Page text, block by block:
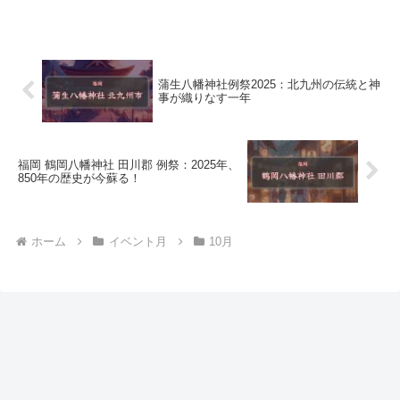
蒲生八幡神社例祭2025：北九州の伝統と神
事が織りなす一年
福岡 鶴岡八幡神社 田川郡 例祭：2025年、
850年の歴史が今蘇る！
ホーム イベント月 10月